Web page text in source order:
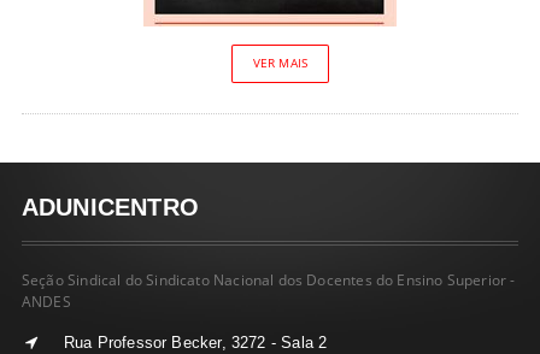
VER MAIS
ADUNICENTRO
Seção Sindical do Sindicato Nacional dos Docentes do Ensino Superior -
ANDES
Rua Professor Becker, 3272 - Sala 2